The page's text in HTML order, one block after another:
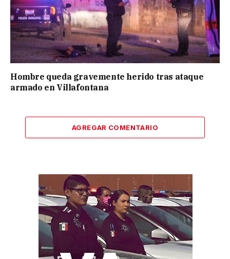
Hombre queda gravemente herido tras ataque
armado en Villafontana
AGREGAR COMENTARIO